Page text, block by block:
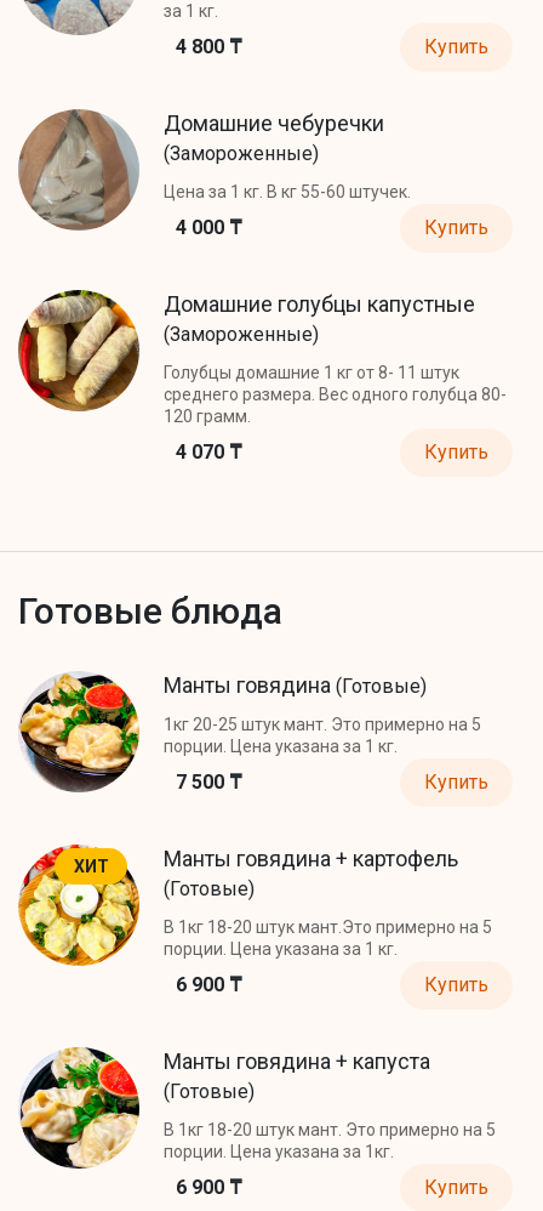
за 1 кг.
4 800 ₸ Купить
Домашние чебуречки
(Замороженные)
Цена за 1 кг. В кг 55-60 штучек.
4 000 ₸ Купить
Домашние голубцы капустные
(Замороженные)
Голубцы домашние 1 кг от 8- 11 штук
среднего размера. Вес одного голубца 80-
120 грамм.
4 070 ₸ Купить
Готовые блюда
Манты говядина (Готовые)
1кг 20-25 штук мант. Это примерно на 5
порции. Цена указана за 1 кг.
7 500 ₸ Купить
ХИТ Манты говядина + картофель
(Готовые)
В 1кг 18-20 штук мант.Это примерно на 5
порции. Цена указана за 1 кг.
6 900 ₸ Купить
Манты говядина + капуста
(Готовые)
В 1кг 18-20 штук мант. Это примерно на 5
порции. Цена указана за 1кг.
6 900 ₸ Купить